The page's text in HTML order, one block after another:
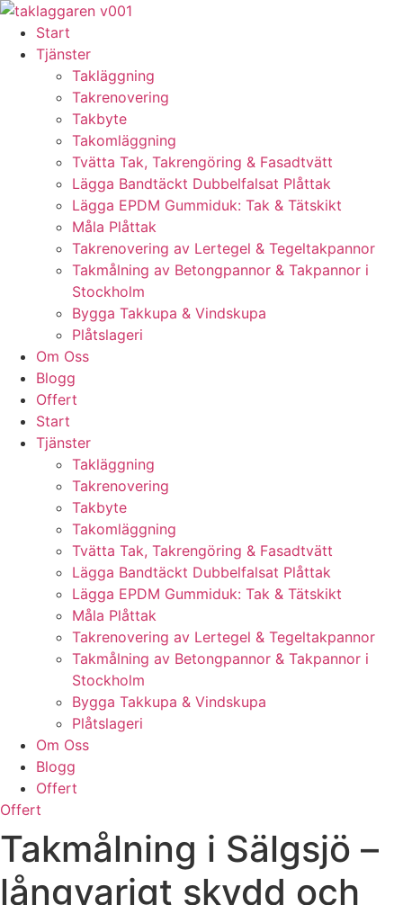
Skip
content
Start
Tjänster
Takläggning
Takrenovering
Takbyte
Takomläggning
Tvätta Tak, Takrengöring & Fasadtvätt
Lägga Bandtäckt Dubbelfalsat Plåttak
Lägga EPDM Gummiduk: Tak & Tätskikt
Måla Plåttak
Takrenovering av Lertegel & Tegeltakpannor
Takmålning av Betongpannor & Takpannor i
Stockholm
Bygga Takkupa & Vindskupa
Plåtslageri
Om Oss
Blogg
Offert
Start
Tjänster
Takläggning
Takrenovering
Takbyte
Takomläggning
Tvätta Tak, Takrengöring & Fasadtvätt
Lägga Bandtäckt Dubbelfalsat Plåttak
Lägga EPDM Gummiduk: Tak & Tätskikt
Måla Plåttak
Takrenovering av Lertegel & Tegeltakpannor
Takmålning av Betongpannor & Takpannor i
Stockholm
Bygga Takkupa & Vindskupa
Plåtslageri
Om Oss
Blogg
Offert
Offert
Takmålning i Sälgsjö –
långvarigt skydd och